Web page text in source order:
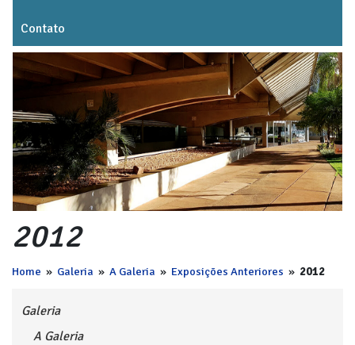
Contato
2012
Home » Galeria » A Galeria » Exposições Anteriores » 2012
Galeria
A Galeria